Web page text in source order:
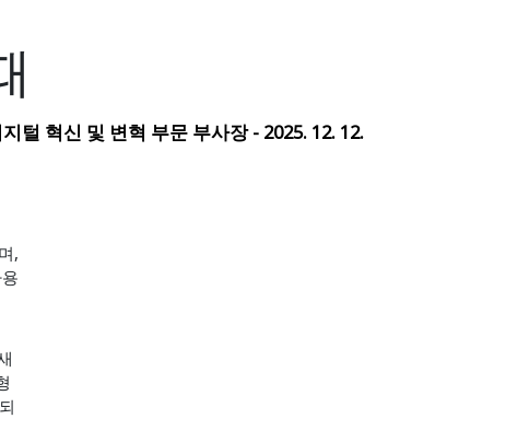
털 혁신 및 변혁 부문 부사장 - 2025. 12. 12.
,